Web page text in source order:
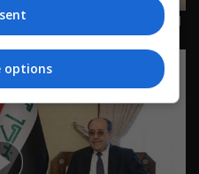
العراق في دقيقة 26-12-2025 | 2025
options